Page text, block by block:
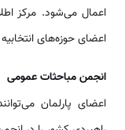
اعمال می‌شود. مرکز
اعضای حوزه‌های
انجمن مباحثات عمومی
اعضای پارلمان